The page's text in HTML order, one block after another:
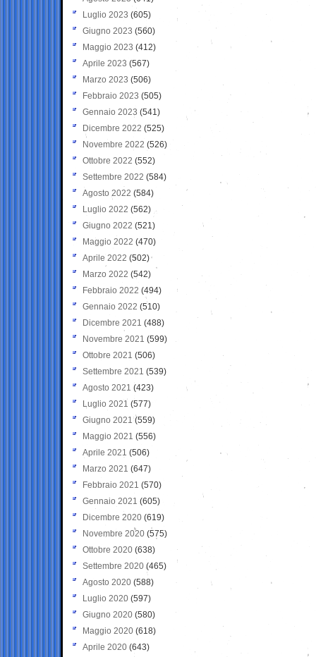
Luglio 2023 (605)
Giugno 2023 (560)
Maggio 2023 (412)
Aprile 2023 (567)
Marzo 2023 (506)
Febbraio 2023 (505)
Gennaio 2023 (541)
Dicembre 2022 (525)
Novembre 2022 (526)
Ottobre 2022 (552)
Settembre 2022 (584)
Agosto 2022 (584)
Luglio 2022 (562)
Giugno 2022 (521)
Maggio 2022 (470)
Aprile 2022 (502)
Marzo 2022 (542)
Febbraio 2022 (494)
Gennaio 2022 (510)
Dicembre 2021 (488)
Novembre 2021 (599)
Ottobre 2021 (506)
Settembre 2021 (539)
Agosto 2021 (423)
Luglio 2021 (577)
Giugno 2021(559)
Maggio 2021 (556)
Aprile 2021 (506)
Marzo 2021 (647)
Febbraio 2021 (570)
Gennaio 2021 (605)
Dicembre 2020 (619)
Novembre 2020 (575)
Ottobre 2020 (638)
Settembre 2020(465)
Agosto 2020 (588)
Luglio 2020 (597)
Giugno 2020 (580)
Maggio 2020 (618)
Aprile 2020 (643)